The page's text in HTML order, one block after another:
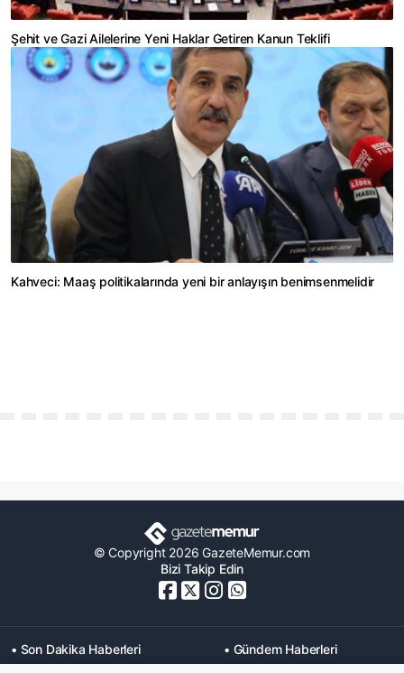
Şehit ve Gazi Ailelerine Yeni Haklar Getiren Kanun Teklifi
Kahveci: Maaş politikalarında yeni bir anlayışın benimsenmelidir
© Copyright 2026 GazeteMemur.com
Bizi Takip Edin
• Son Dakika Haberleri
• Gündem Haberleri
• Memurlar Haberleri
• KPSS Haberleri